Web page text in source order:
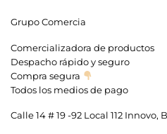
Grupo Comercia
Comercializadora de productos
Despacho rápido y seguro
Compra segura
Todos los medios de pago
Calle 14 # 19 -92 Local 112 Innovo,